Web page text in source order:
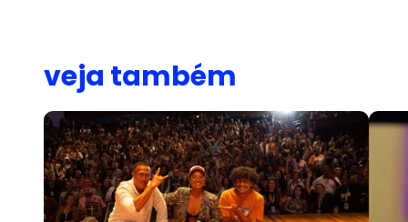
veja também